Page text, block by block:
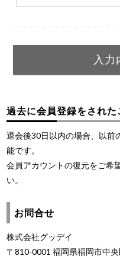
過去に会員登録をされ
退会後30日以内の場合、以前
能です。
会員アカウントの復元をご希
い。
お問合せ
株式会社グッデイ
〒810-0001 福岡県福岡市中